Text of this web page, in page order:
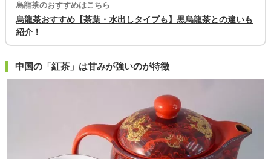
烏龍茶のおすすめはこちら
烏龍茶おすすめ【茶葉・水出しタイプも】黒烏龍茶との違いも
紹介！
中国の「紅茶」は甘みが強いのが特徴